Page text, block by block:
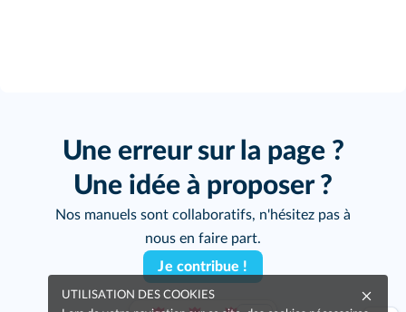
Une erreur sur la page ?
Une idée à proposer ?
Nos manuels sont collaboratifs, n'hésitez pas à
nous en faire part.
Je contribue !
UTILISATION DES COOKIES